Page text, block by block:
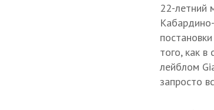
22-летний
того, как
лейблом
запросто